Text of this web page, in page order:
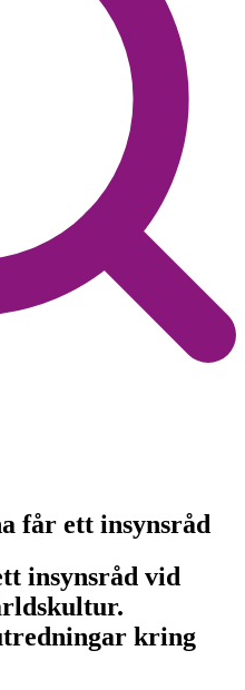
får ett insynsråd
insynsråd vid
kring